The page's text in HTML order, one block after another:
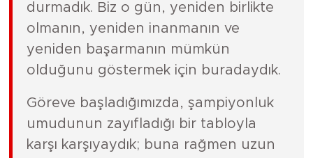
durmadık. Biz o gün, yeniden birlikte
olmanın, yeniden inanmanın ve
yeniden başarmanın mümkün
olduğunu göstermek için buradaydık.
Göreve başladığımızda, şampiyonluk
umudunun zayıfladığı bir tabloyla
karşı karşıyaydık; buna rağmen uzun